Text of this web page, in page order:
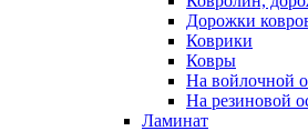
Дорожки
Коврики
Ковры
На войлочной
На резиновой
Ламинат